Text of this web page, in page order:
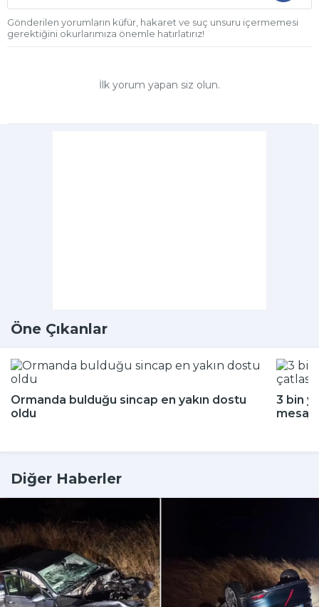
Gönderilen yorumların küfür, hakaret ve suç unsuru içermemesi
gerektiğini okurlarımıza önemle hatırlatırız!
İlk yorum yapan siz olun.
Öne Çıkanlar
Ormanda bulduğu sincap en yakın dostu
oldu
3 bin
mesajı
Diğer Haberler